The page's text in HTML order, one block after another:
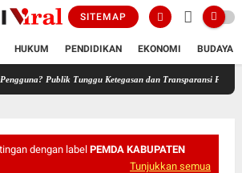
SITEMAP
HUKUM PENDIDIKAN EKONOMI BUDAYA
Tamanjaya Positif Narkoba, Bukan Pengedar Tapi
dengan label PEMDA KABUPATEN
Tunjukkan semua